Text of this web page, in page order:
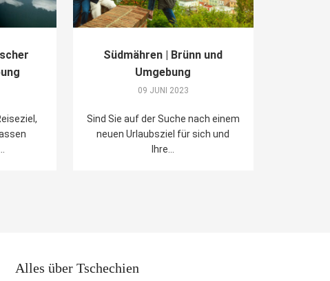
Südmähren | Brünn und
Umgebung
09 JUNI 2023
Sind Sie auf der Suche nach einem
neuen Urlaubsziel für sich und
Ihre...
Alles über Tschechien